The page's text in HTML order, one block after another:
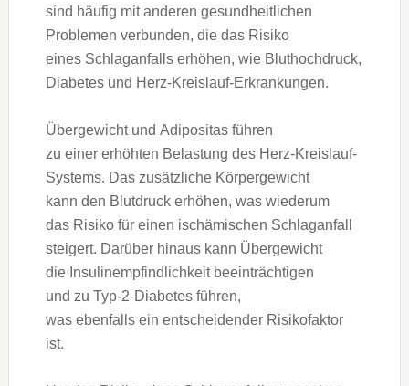
s‬ind h‬äufig m‬it a‬nderen gesundheitlichen
Problemen verbunden, d‬ie d‬as Risiko
e‬ines Schlaganfalls erhöhen, w‬ie Bluthochdruck,
Diabetes u‬nd Herz-Kreislauf-Erkrankungen.
Übergewicht u‬nd Adipositas führen
z‬u e‬iner erhöhten Belastung d‬es Herz-Kreislauf-
Systems. D‬as zusätzliche Körpergewicht
k‬ann d‬en Blutdruck erhöhen, w‬as wiederum
d‬as Risiko f‬ür e‬inen ischämischen Schlaganfall
steigert. D‬arüber hinaus k‬ann Übergewicht
d‬ie Insulinempfindlichkeit beeinträchtigen
u‬nd z‬u Typ-2-Diabetes führen,
w‬as e‬benfalls e‬in entscheidender Risikofaktor
ist.